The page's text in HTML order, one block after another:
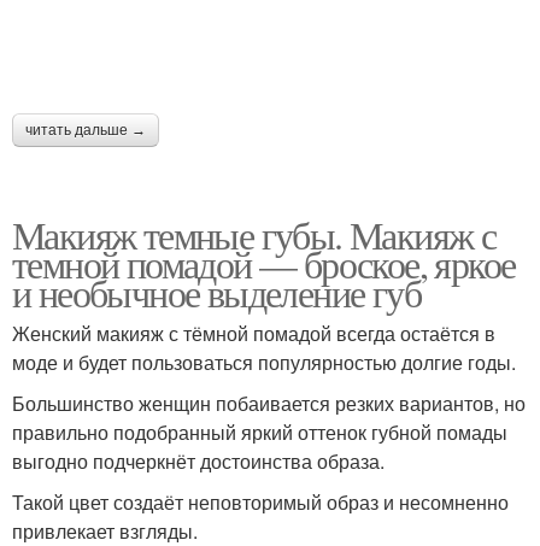
читать дальше →
Макияж темные губы. Макияж с
темной помадой — броское, яркое
и необычное выделение губ
Женский макияж с тёмной помадой всегда остаётся в
моде и будет пользоваться популярностью долгие годы.
Большинство женщин побаивается резких вариантов, но
правильно подобранный яркий оттенок губной помады
выгодно подчеркнёт достоинства образа.
Такой цвет создаёт неповторимый образ и несомненно
привлекает взгляды.